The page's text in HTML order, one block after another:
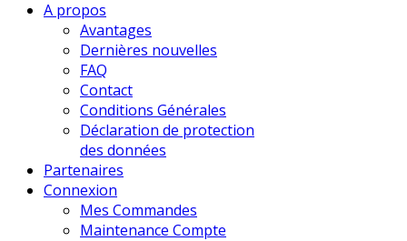
A propos
Avantages
Dernières nouvelles
FAQ
Contact
Conditions Générales
Déclaration de protection
des données
Partenaires
Connexion
Mes Commandes
Maintenance Compte